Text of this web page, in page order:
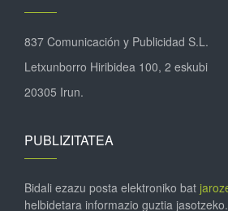
837 Comunicación y Publicidad S.L.
Letxunborro Hiribidea 100, 2 eskubi
20305 Irun.
PUBLIZITATEA
Bidali ezazu posta elektroniko bat
helbidetara informazio guztia jasotzeko.